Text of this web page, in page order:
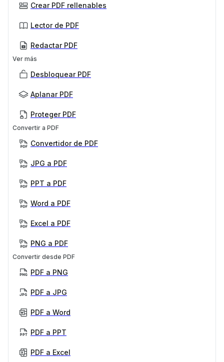
Crear PDF rellenables
Lector de PDF
Redactar PDF
Ver más
Desbloquear PDF
Aplanar PDF
Proteger PDF
Convertir a PDF
Convertidor de PDF
JPG a PDF
PPT a PDF
Word a PDF
Excel a PDF
PNG a PDF
Convertir desde PDF
PDF a PNG
PDF a JPG
PDF a Word
PDF a PPT
PDF a Excel